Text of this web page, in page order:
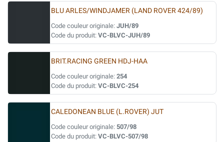
BLU ARLES/WINDJAMER (LAND ROVER 424/89)
Code couleur originale: JUH/89
Code du produit: VC-BLVC-JUH/89
BRIT.RACING GREEN HDJ-HAA
Code couleur originale: 254
Code du produit: VC-BLVC-254
CALEDONEAN BLUE (L.ROVER) JUT
Code couleur originale: 507/98
Code du produit: VC-BLVC-507/98